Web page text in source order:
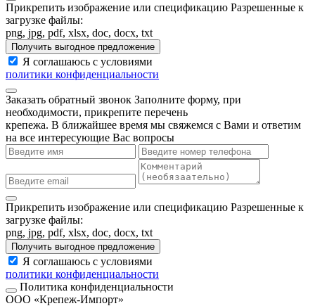
Прикрепить изображение или спецификацию Разрешенные к
загрузке файлы:
png, jpg, pdf, xlsx, doc, docx, txt
Получить выгодное предложение
Я соглашаюсь с условиями
политики конфиденциальности
Заказать обратный звонок Заполните форму, при
необходимости, прикрепите перечень
крепежа. В ближайшее время мы свяжемся с Вами и ответим
на все интересующие Вас вопросы
Прикрепить изображение или спецификацию Разрешенные к
загрузке файлы:
png, jpg, pdf, xlsx, doc, docx, txt
Получить выгодное предложение
Я соглашаюсь с условиями
политики конфиденциальности
Политика конфиденциальности
ООО «Крепеж-Импорт»